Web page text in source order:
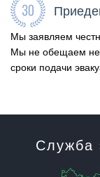
Мы заявляем
Мы не обещаем
сроки подачи
Служба